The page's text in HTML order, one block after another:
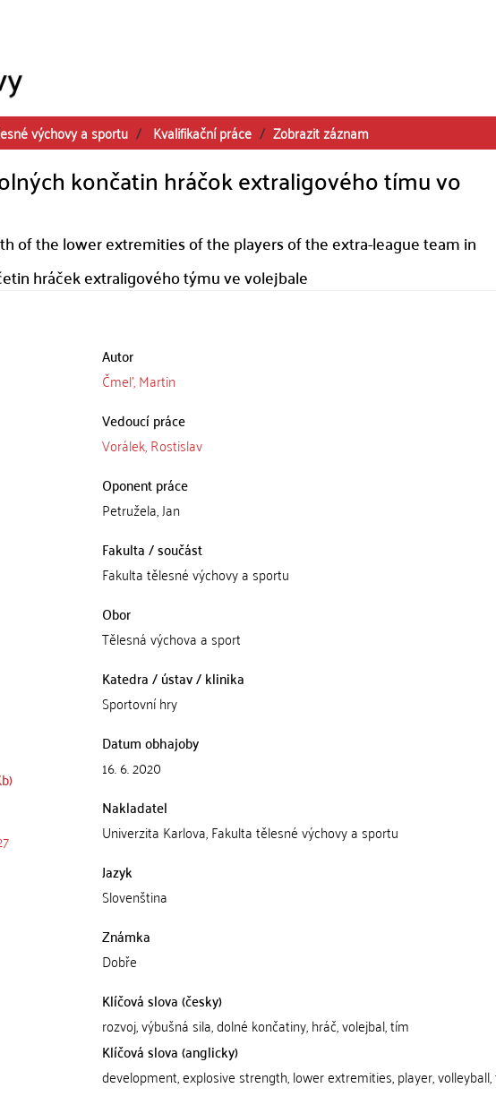
výchovy a sportu Kvalifikační práce Zobrazit záznam
končatin hráčok extraligového tímu vo
of the lower extremities of the players of the extra-league team in
hráček extraligového týmu ve volejbale
Autor
Čmeľ, Martin
Vedoucí práce
Vorálek, Rostislav
Oponent práce
Petružela, Jan
Fakulta / součást
Fakulta tělesné výchovy a sportu
Obor
Tělesná výchova a sport
Katedra / ústav / klinika
Sportovní hry
Datum obhajoby
16. 6. 2020
Nakladatel
Univerzita Karlova, Fakulta tělesné výchovy a sportu
Jazyk
Slovenština
Známka
Dobře
Klíčová slova (česky)
rozvoj, výbušná sila, dolné končatiny, hráč, volejbal, tím
Klíčová slova (anglicky)
development, explosive strength, lower extremities, player,